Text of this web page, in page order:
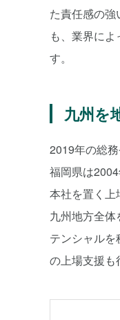
た責任感の
も、業界に
す。
九州を
2019年の総
福岡県は
本社を置く上
九州地方全
テンシャル
の上場支援も